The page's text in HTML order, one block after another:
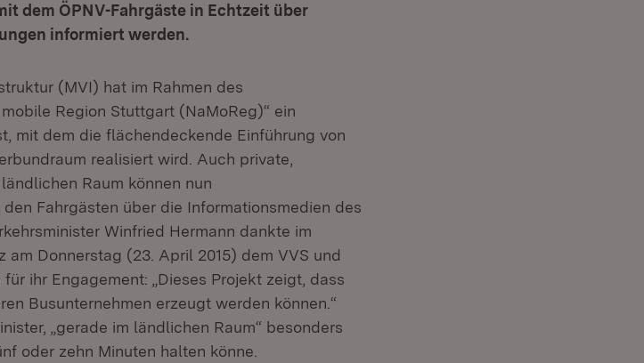
dem ÖPNV-Fahrgäste in Echtzeit über
informiert werden.
(MVI) hat im Rahmen des
Region Stuttgart (NaMoReg)“ ein
mit dem die flächendeckende Einführung von
realisiert wird. Auch private,
Raum können nun
Fahrgästen über die Informationsmedien des
Winfried Hermann dankte im
am Donnerstag (23. April 2015) dem VVS und
ihr Engagement: „Dieses Projekt zeigt, dass
Busunternehmen erzeugt werden können.“
„gerade im ländlichen Raum“ besonders
oder zehn Minuten halten könne.